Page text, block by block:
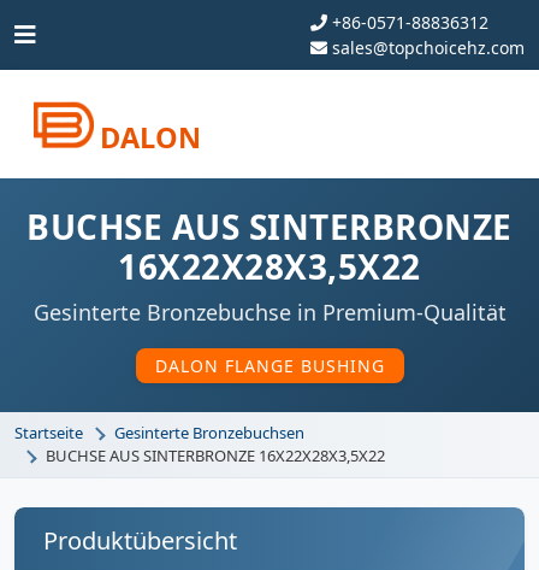
+86-0571-88836312
sales@topchoicehz.com
DALON
BUCHSE AUS SINTERBRONZE
16X22X28X3,5X22
Gesinterte Bronzebuchse in Premium-Qualität
DALON FLANGE BUSHING
Startseite
Gesinterte Bronzebuchsen
BUCHSE AUS SINTERBRONZE 16X22X28X3,5X22
Produktübersicht